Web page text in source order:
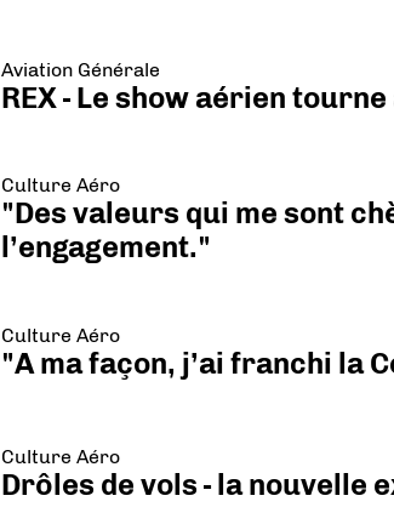
Aviation Générale
REX - Le show aérien
Culture Aéro
"Des valeurs qui me sont
l’engagement."
Culture Aéro
"A ma façon, j’ai franchi la
Culture Aéro
Drôles de vols - la nouvelle